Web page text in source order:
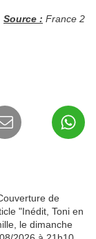
Source : France 2